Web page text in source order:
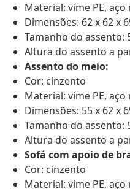
Material: vime PE,
Dimensões: 62 x 62 x
Tamanho do assento:
Altura do assento a
Assento do meio:
Cor: cinzento
Material: vime PE,
Dimensões: 55 x 62 x
Tamanho do assento:
Altura do assento a
Sofá com apoio de
Cor: cinzento
Material: vime PE,